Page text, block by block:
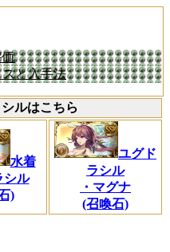
価
と入手法
ルはこちら
水着
シル
)
ユグド
ラシル
・マグナ
(召喚石)